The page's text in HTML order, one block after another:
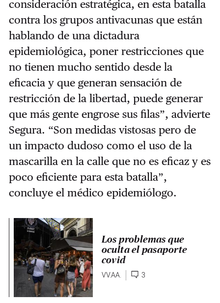
consideración estratégica, en esta batalla
contra los grupos antivacunas que están
hablando de una dictadura
epidemiológica, poner restricciones que
no tienen mucho sentido desde la
eficacia y que generan sensación de
restricción de la libertad, puede generar
que más gente engrose sus filas”, advierte
Segura. “Son medidas vistosas pero de
un impacto dudoso como el uso de la
mascarilla en la calle que no es eficaz y es
poco eficiente para esta batalla”,
concluye el médico epidemiólogo.
Los problemas que
oculta el pasaporte
covid
VV.AA. 3